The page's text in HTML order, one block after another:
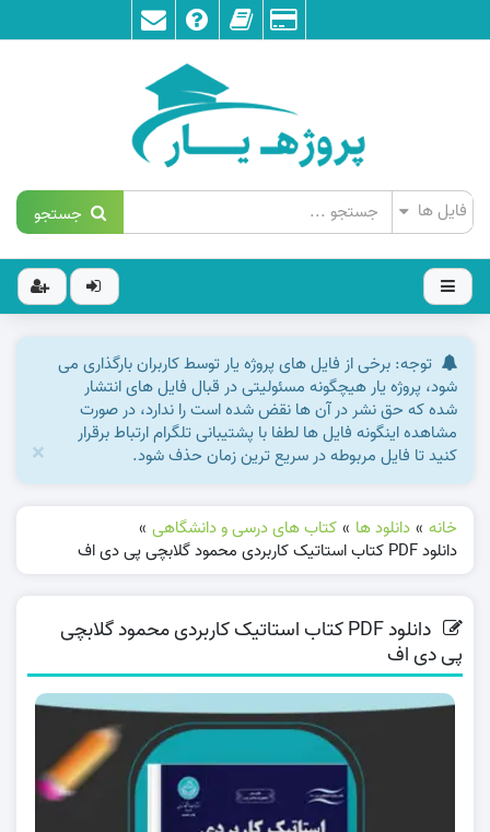
جستجو
توجه: برخی از فایل های پروژه یار توسط کاربران بارگذاری می
شود، پروژه یار هیچگونه مسئولیتی در قبال فایل های انتشار
شده که حق نشر در آن ها نقض شده است را ندارد، در صورت
مشاهده اینگونه فایل ها لطفا با پشتیبانی تلگرام ارتباط برقرار
کنید تا فایل مربوطه در سریع ترین زمان حذف شود.
×
خانه » دانلود ها » کتاب های درسی و دانشگاهی »
دانلود PDF کتاب استاتیک کاربردی محمود گلابچی پی دی اف
دانلود PDF کتاب استاتیک کاربردی محمود گلابچی
پی دی اف